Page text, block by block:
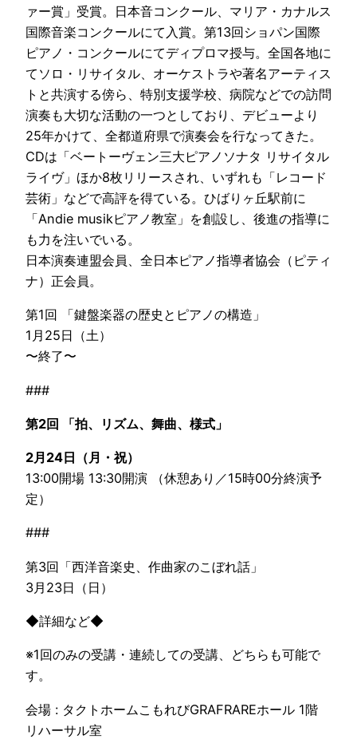
ァー賞」受賞。日本音コンクール、マリア・カナルス
国際音楽コンクールにて入賞。第13回ショパン国際
ピアノ・コンクールにてディプロマ授与。全国各地に
てソロ・リサイタル、オーケストラや著名アーティス
トと共演する傍ら、特別支援学校、病院などでの訪問
演奏も大切な活動の一つとしており、デビューより
25年かけて、全都道府県で演奏会を行なってきた。
CDは「ベートーヴェン三大ピアノソナタ リサイタル
ライヴ」ほか8枚リリースされ、いずれも「レコード
芸術」などで高評を得ている。ひばりヶ丘駅前に
「Andie musikピアノ教室」を創設し、後進の指導に
も力を注いでいる。
日本演奏連盟会員、全日本ピアノ指導者協会（ピティ
ナ）正会員。
第1回 「鍵盤楽器の歴史とピアノの構造」
1月25日（土）
〜終了〜
###
第2回 「拍、リズム、舞曲、様式」
2月24日（月・祝）
13:00開場 13:30開演 （休憩あり／15時00分終演予
定）
###
第3回「西洋音楽史、作曲家のこぼれ話」
3月23日（日）
◆詳細など◆
※1回のみの受講・連続しての受講、どちらも可能で
す。
会場 : タクトホームこもれびGRAFRAREホール 1階
リハーサル室